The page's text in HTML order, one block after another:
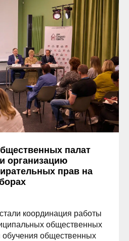
палат
организацию
прав на
координация работы
общественных
обучения общественных